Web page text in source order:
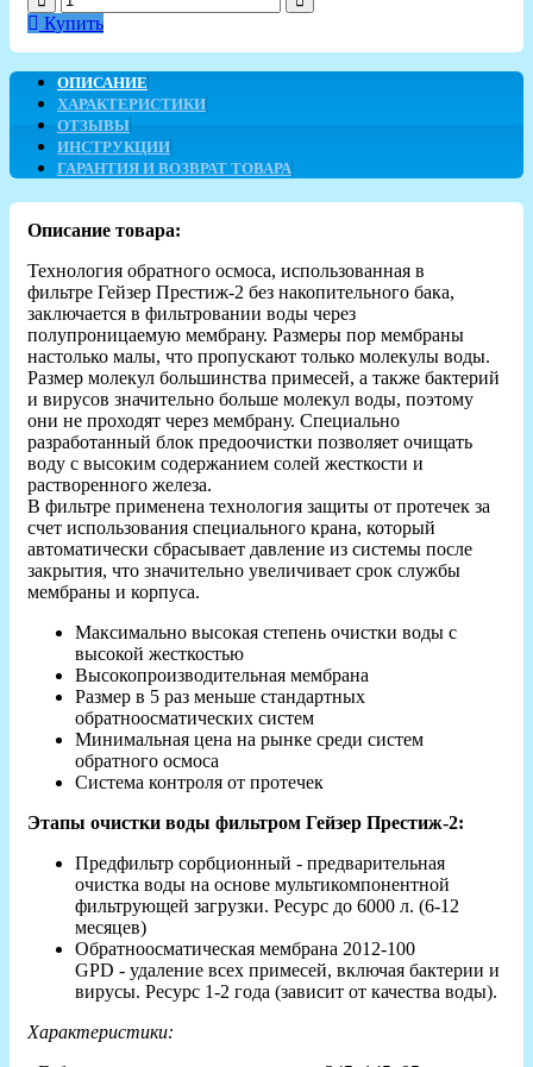
Купить
ОПИСАНИЕ
ХАРАКТЕРИСТИКИ
ОТЗЫВЫ
ИНСТРУКЦИИ
ГАРАНТИЯ И ВОЗВРАТ ТОВАРА
Описание товара:
Технология обратного осмоса, использованная в
фильтре Гейзер Престиж-2 без накопительного бака,
заключается в фильтровании воды через
полупроницаемую мембрану. Размеры пор мембраны
настолько малы, что пропускают только молекулы воды.
Размер молекул большинства примесей, а также бактерий
и вирусов значительно больше молекул воды, поэтому
они не проходят через мембрану. Специально
разработанный блок предоочистки позволяет очищать
воду с высоким содержанием солей жесткости и
растворенного железа.
В фильтре применена технология защиты от протечек за
счет использования специального крана, который
автоматически сбрасывает давление из системы после
закрытия, что значительно увеличивает срок службы
мембраны и корпуса.
Максимально высокая степень очистки воды с
высокой жесткостью
Высокопроизводительная мембрана
Размер в 5 раз меньше стандартных
обратноосматических систем
Минимальная цена на рынке среди систем
обратного осмоса
Система контроля от протечек
Этапы очистки воды фильтром Гейзер Престиж-2:
Предфильтр сорбционный - предварительная
очистка воды на основе мультикомпонентной
фильтрующей загрузки. Ресурс до 6000 л. (6-12
месяцев)
Обратноосматическая мембрана 2012-100
GPD - удаление всех примесей, включая бактерии и
вирусы. Ресурс 1-2 года (зависит от качества воды).
Характеристики: